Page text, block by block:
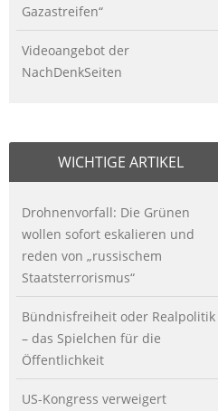
Gazastreifen“
Videoangebot der
NachDenkSeiten
WICHTIGE ARTIKEL
Drohnenvorfall: Die Grünen
wollen sofort eskalieren und
reden von „russischem
Staatsterrorismus“
Bündnisfreiheit oder Realpolitik
– das Spielchen für die
Öffentlichkeit
US-Kongress verweigert